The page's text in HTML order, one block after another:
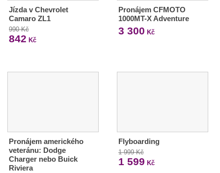
Jízda v Chevrolet
Camaro ZL1
990 Kč
842 Kč
Pronájem CFMOTO
1000MT-X Adventure
3 300 Kč
Pronájem amerického
veteránu: Dodge
Charger nebo Buick
Riviera
Flyboarding
1 999 Kč
1 599 Kč